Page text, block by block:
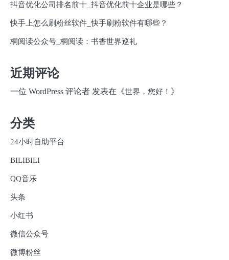
抖音优化公司排名前十_抖音优化前十企业是哪些？
快手上怎么刷粉丝软件_快手刷粉软件有哪些？
桐阅读公众号_桐阅读：书香世界巡礼
近期评论
一位 WordPress 评论者 发表在《世界，您好！ 》
分类
24小时自助平台
BILIBILI
QQ音乐
头条
小红书
微信公众号
微博粉丝